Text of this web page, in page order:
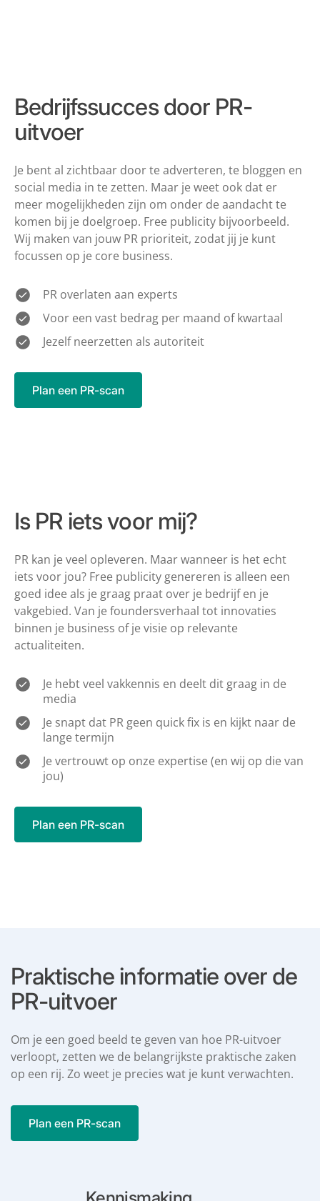
Bedrijfssucces door PR-
uitvoer
Je bent al zichtbaar door te adverteren, te bloggen en
social media in te zetten. Maar je weet ook dat er
meer mogelijkheden zijn om onder de aandacht te
komen bij je doelgroep. Free publicity bijvoorbeeld.
Wij maken van jouw PR prioriteit, zodat jij je kunt
focussen op je core business.
PR overlaten aan experts
Voor een vast bedrag per maand of kwartaal
Jezelf neerzetten als autoriteit
Plan een PR-scan
Is PR iets voor mij?
PR kan je veel opleveren. Maar wanneer is het echt
iets voor jou? Free publicity genereren is alleen een
goed idee als je graag praat over je bedrijf en je
vakgebied. Van je foundersverhaal tot innovaties
binnen je business of je visie op relevante
actualiteiten.
Je hebt veel vakkennis en deelt dit graag in de
media
Je snapt dat PR geen quick fix is en kijkt naar de
lange termijn
Je vertrouwt op onze expertise (en wij op die van
jou)
Plan een PR-scan
Praktische informatieover de
PR-uitvoer
Om je een goed beeld te geven van hoe PR-uitvoer
verloopt, zetten we de belangrijkste praktische zaken
op een rij. Zo weet je precies wat je kunt verwachten.
Plan een PR-scan